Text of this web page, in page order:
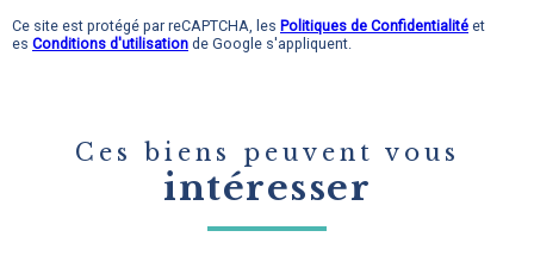
Ce site est protégé par reCAPTCHA, les Politiques de Confidentialité et
es Conditions d'utilisation de Google s'appliquent.
Ces biens peuvent vous
intéresser